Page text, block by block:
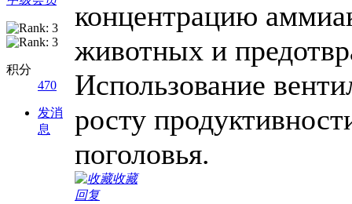
积分
470
发消
息
концентрацию
животных и
Использование
росту
поголовья.
收藏
回复